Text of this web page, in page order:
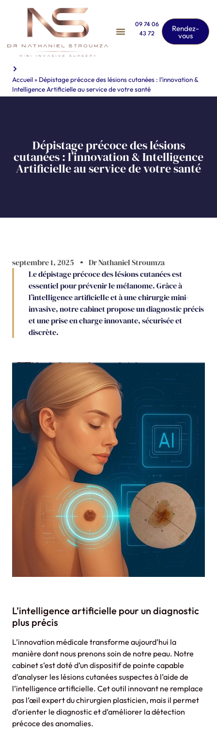
09 74 06
43 72
Rendez-
vous
Accueil» Dépistage précoce des lésions cutanées : l’innovation &
Intelligence Artificielle au service de votre santé
Dépistage précoce des lésions
cutanées : l’innovation & Intelligence
Artificielle au service de votre santé
septembre 1, 2025
Dr Nathaniel Stroumza
Le dépistage précoce des lésions cutanées est
essentiel pour prévenir le mélanome. Grâce à
l’intelligence artificielle et à une chirurgie mini-
invasive, notre cabinet propose un diagnostic précis
et une prise en charge innovante, sécurisée et
discrète.
L’intelligence artificielle pour un diagnostic
plus précis
L’innovation médicale transforme aujourd’hui la
manière dont nous prenons soin de notre peau. Notre
cabinet s’est doté d’un dispositif de pointe capable
d’analyser les lésions cutanées suspectes à l’aide de
l’intelligence artificielle. Cet outil innovant ne remplace
pas l’œil expert du chirurgien plasticien, mais il permet
d’orienter le diagnostic et d’améliorer la détection
précoce des anomalies.